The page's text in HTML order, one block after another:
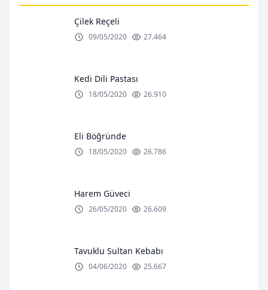
Çilek Reçeli
09/05/2020 27.464
Kedi Dili Pastası
18/05/2020 26.910
Eli Böğründe
18/05/2020 26.786
Harem Güveci
26/05/2020 26.609
Tavuklu Sultan Kebabı
04/06/2020 25.667